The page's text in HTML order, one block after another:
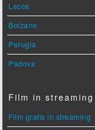
Lecce
Bolzano
Perugia
Padova
Film in streaming
Film gratis in streaming